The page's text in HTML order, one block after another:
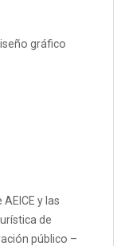
gráfico
y las
de
público –